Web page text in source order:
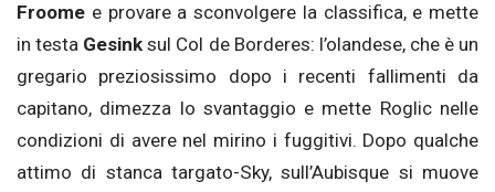
Froome e provare a sconvolgere la classifica, e mette
in testa Gesinksul Col de Borderes: l’olandese, che è un
gregario preziosissimo dopo i recenti fallimenti da
capitano, dimezza lo svantaggio e mette Roglic nelle
condizioni di avere nel mirino i fuggitivi. Dopo qualche
attimo di stanca targato-Sky, sull’Aubisque si muove